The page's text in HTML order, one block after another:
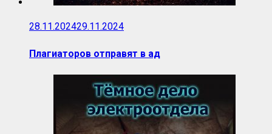
28.11.202429.11.2024
Плагиаторов отправят в ад